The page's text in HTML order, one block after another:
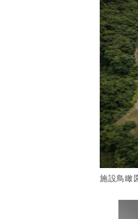
施設鳥瞰